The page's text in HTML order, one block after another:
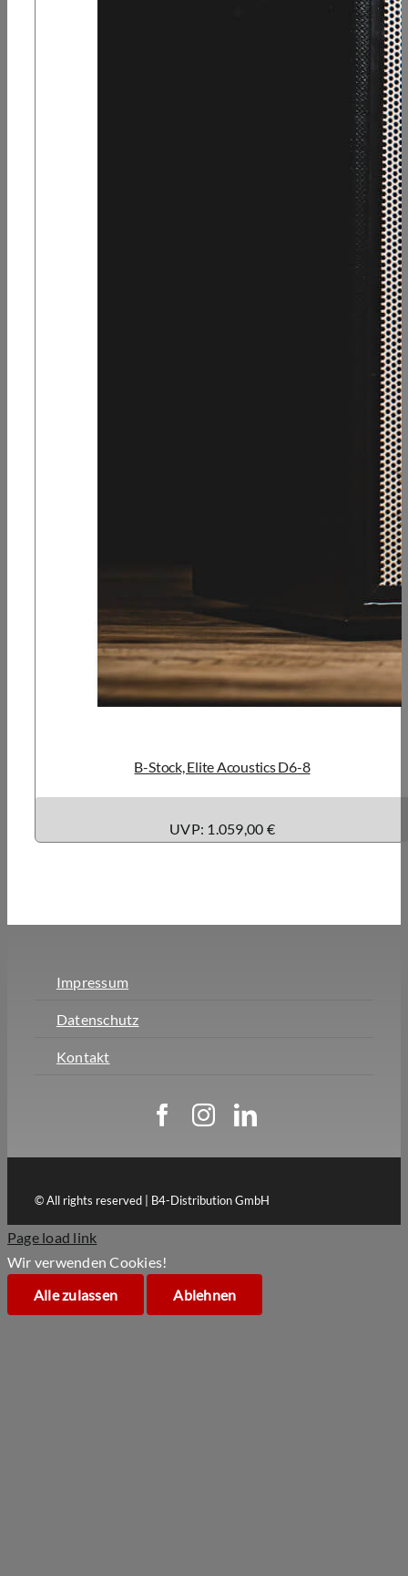
B-Stock, Elite Acoustics D6-8
UVP: 1.059,00 €
Impressum
Datenschutz
Kontakt
© All rights reserved | B4-Distribution GmbH
Page load link
Wir verwenden Cookies!
Alle zulassen
Ablehnen